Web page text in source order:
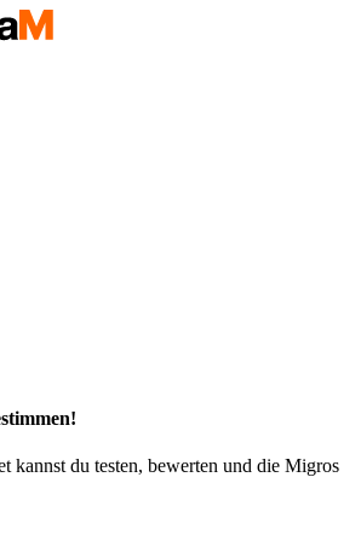
kannst du testen, bewerten und die Migros